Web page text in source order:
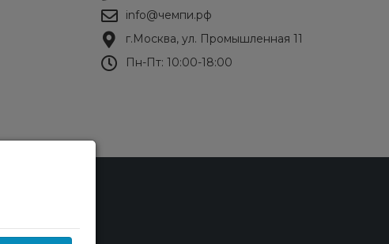
info@чемпи.рф
г.Москва, ул. Промышленная 11
Пн-Пт: 10:00-18:00